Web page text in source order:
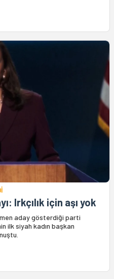
Irkçılık için aşı yok
aday gösterdiği parti
ilk siyah kadın başkan